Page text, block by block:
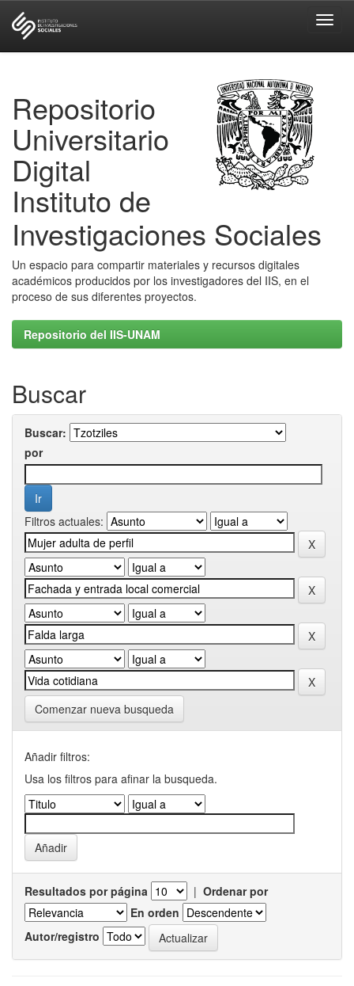
Repositorio
Universitario
Digital
Instituto de
Investigaciones Sociales
Un espacio para compartir materiales y recursos digitales
académicos producidos por los investigadores del IIS, en el
proceso de sus diferentes proyectos.
Repositorio del IIS-UNAM
Buscar
Buscar:
por
Filtros actuales:
Comenzar nueva busqueda
Añadir filtros:
Usa los filtros para afinar la busqueda.
Resultados por página | Ordenar por
En orden
Autor/registro